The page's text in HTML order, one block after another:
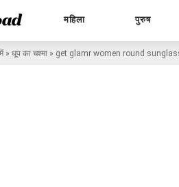
महिला पुरुष
» धूप का चश्मा » get glamr women round